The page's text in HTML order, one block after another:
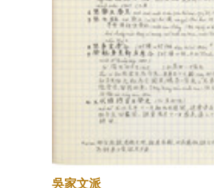
吳家文派